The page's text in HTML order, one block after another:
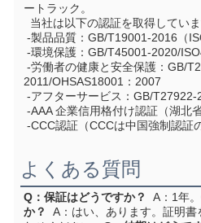
ートラック。
当社は以下の認証を取得してい
-製品品質：GB/T19001-2016（
-環境保護：GB/T45001-2020/
2011/OHSAS18001：2007
-アフターサービス：GB/T27922-
-AAA 企業信用格付け認証（湖北省
-CCC認証（CCCは中国強制認証
よくある質問
Q：保証はどうですか？
  A：1年。
か？
A：はい、あります。証明